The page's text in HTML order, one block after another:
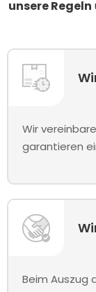
unsere Regeln
Wir
garantieren
Beim Auszug